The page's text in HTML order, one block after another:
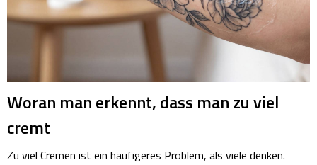
Woran man erkennt, dass man zu viel
cremt
Zu viel Cremen ist ein häufigeres Problem, als viele denken.